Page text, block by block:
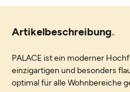
Artikelbeschreibung
PALACE ist ein moderner
einzigartigen und besonders
optimal für alle Wohnbereiche